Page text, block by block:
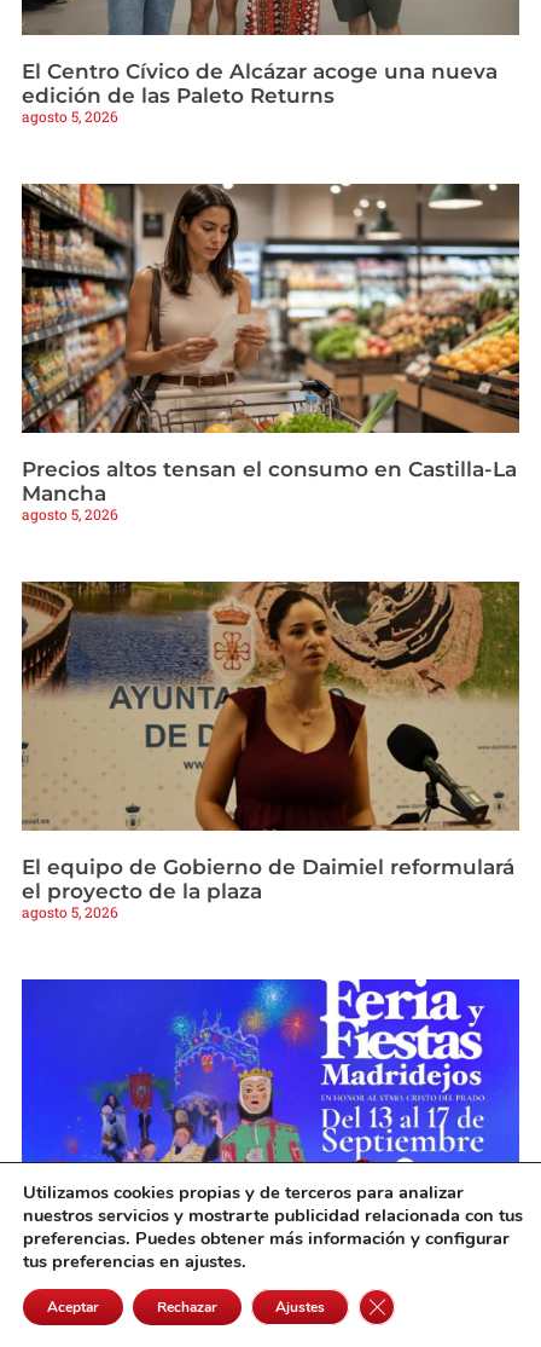
El Centro Cívico de Alcázar acoge una nueva
edición de las Paleto Returns
agosto 5, 2026
Precios altos tensan el consumo en Castilla-La
Mancha
agosto 5, 2026
El equipo de Gobierno de Daimiel reformulará
el proyecto de la plaza
agosto 5, 2026
Víctor Corts Rodríguez gana el XLI Concurso
del cartel anunciador de la Feria de
Madridejos 2026
Utilizamos cookies propias y de terceros para analizar
nuestros servicios y mostrarte publicidad relacionada con tus
preferencias. Puedes obtener más información y configurar
tus preferencias en ajustes.
Aceptar Rechazar Ajustes Cerrar el banner de